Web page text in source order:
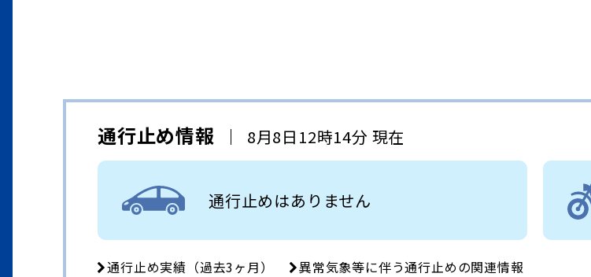
通行止め情報 8月8日12時14分 現在
通行止めはありません
通行止め実績（過去3ヶ月） 異常気象等に伴う通行止めの関連情報